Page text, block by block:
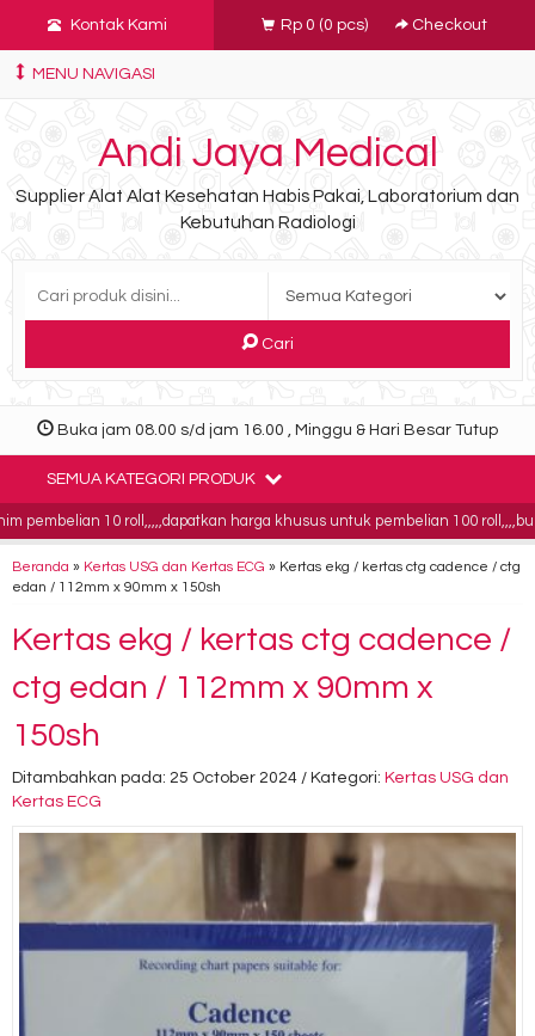
Kontak Kami Rp 0 (0 pcs) Checkout
MENU NAVIGASI
Andi Jaya Medical
Supplier Alat Alat Kesehatan Habis Pakai, Laboratorium dan
Kebutuhan Radiologi
Cari
Buka jam 08.00 s/d jam 16.00 , Minggu & Hari Besar Tutup
SEMUA KATEGORI PRODUK
10 roll,,,,,dapatkan harga khusus untuk pembelian 100
Beranda » Kertas USG dan Kertas ECG » Kertas ekg / kertas ctg cadence / ctg
edan / 112mm x 90mm x 150sh
Kertas ekg / kertas ctg cadence /
ctg edan / 112mm x 90mm x
150sh
Ditambahkan pada: 25 October 2024 / Kategori: Kertas USG dan
Kertas ECG